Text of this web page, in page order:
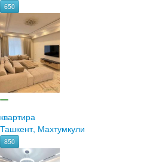
650
квартира
Ташкент, Махтумкули
850